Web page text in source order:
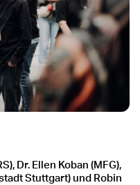
Dr. Ellen Koban (MFG),
Stuttgart) und Robin